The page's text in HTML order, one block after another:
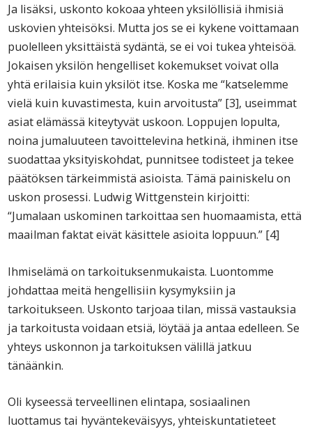
Ja lisäksi, uskonto kokoaa yhteen yksilöllisiä ihmisiä
uskovien yhteisöksi. Mutta jos se ei kykene voittamaan
puolelleen yksittäistä sydäntä, se ei voi tukea yhteisöä.
Jokaisen yksilön hengelliset kokemukset voivat olla
yhtä erilaisia kuin yksilöt itse. Koska me “katselemme
vielä kuin kuvastimesta, kuin arvoitusta” [3], useimmat
asiat elämässä kiteytyvät uskoon. Loppujen lopulta,
noina jumaluuteen tavoittelevina hetkinä, ihminen itse
suodattaa yksityiskohdat, punnitsee todisteet ja tekee
päätöksen tärkeimmistä asioista. Tämä painiskelu on
uskon prosessi. Ludwig Wittgenstein kirjoitti:
“Jumalaan uskominen tarkoittaa sen huomaamista, että
maailman faktat eivät käsittele asioita loppuun.” [4]
Ihmiselämä on tarkoituksenmukaista. Luontomme
johdattaa meitä hengellisiin kysymyksiin ja
tarkoitukseen. Uskonto tarjoaa tilan, missä vastauksia
ja tarkoitusta voidaan etsiä, löytää ja antaa edelleen. Se
yhteys uskonnon ja tarkoituksen välillä jatkuu
tänäänkin.
Oli kyseessä terveellinen elintapa, sosiaalinen
luottamus tai hyväntekeväisyys, yhteiskuntatieteet